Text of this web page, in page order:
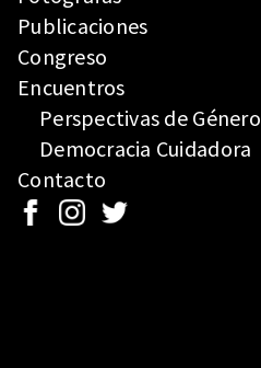
Publicaciones
Congreso
Encuentros
Perspectivas de Género
Democracia Cuidadora
Contacto